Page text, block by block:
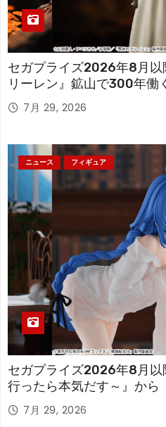
セガプライズ2026年8月以
リーレン』鉱山で300年働
「フリーレン」を立体化！
7月 29, 2026
ニュース フィギュア
セガプライズ2026年8月
行ったら本気だす～』から
アが登場！
7月 29, 2026